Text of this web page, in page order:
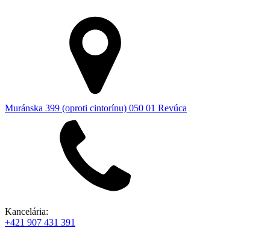
Muránska 399 (oproti cintorínu) 050 01 Revúca
Kancelária:
+421 907 431 391